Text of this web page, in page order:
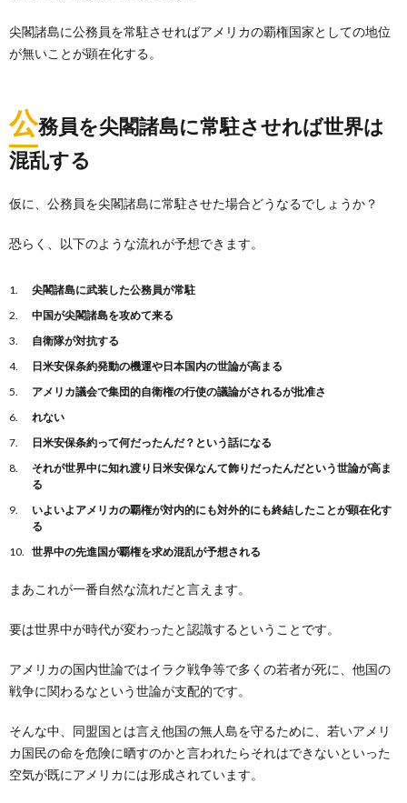
尖閣諸島に公務員を常駐させればアメリカの覇権国家としての地位
が無いことが顕在化する。
公務員を尖閣諸島に常駐させれば世界は
混乱する
仮に、公務員を尖閣諸島に常駐させた場合どうなるでしょうか？
恐らく、以下のような流れが予想できます。
尖閣諸島に武装した公務員が常駐
中国が尖閣諸島を攻めて来る
自衛隊が対抗する
日米安保条約発動の機運や日本国内の世論が高まる
アメリカ議会で集団的自衛権の行使の議論がされるが批准さ
れない
日米安保条約って何だったんだ？という話になる
それが世界中に知れ渡り日米安保なんて飾りだったんだという世論が高ま
る
いよいよアメリカの覇権が対内的にも対外的にも終結したことが顕在化す
る
世界中の先進国が覇権を求め混乱が予想される
まあこれが一番自然な流れだと言えます。
要は世界中が時代が変わったと認識するということです。
アメリカの国内世論ではイラク戦争等で多くの若者が死に、他国の
戦争に関わるなという世論が支配的です。
そんな中、同盟国とは言え他国の無人島を守るために、若いアメリ
カ国民の命を危険に晒すのかと言われたらそれはできないといった
空気が既にアメリカには形成されています。